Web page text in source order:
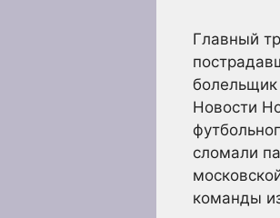
Главный
болельщик
Новости
сломали
команды